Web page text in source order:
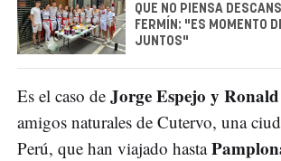
QUE NO PIENSA
FERMÍN: "ES MOMENTO
JUNTOS"
Es el caso de Jorge Espejo y
amigos naturales de Cutervo, una
Perú, que han viajado hasta